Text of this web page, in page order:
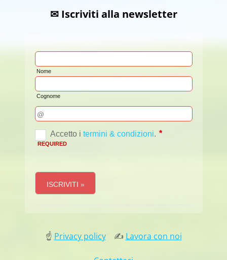
✉ Iscriviti alla newsletter
☝ Privacy policy✍ Lavora con noi